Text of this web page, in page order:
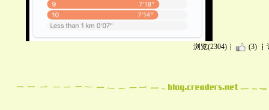
浏览(2304) (3)